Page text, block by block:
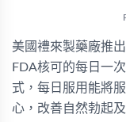
美國禮來製藥廠推
FDA核可的每日一
式，每日服用能將
心，改善自然勃起